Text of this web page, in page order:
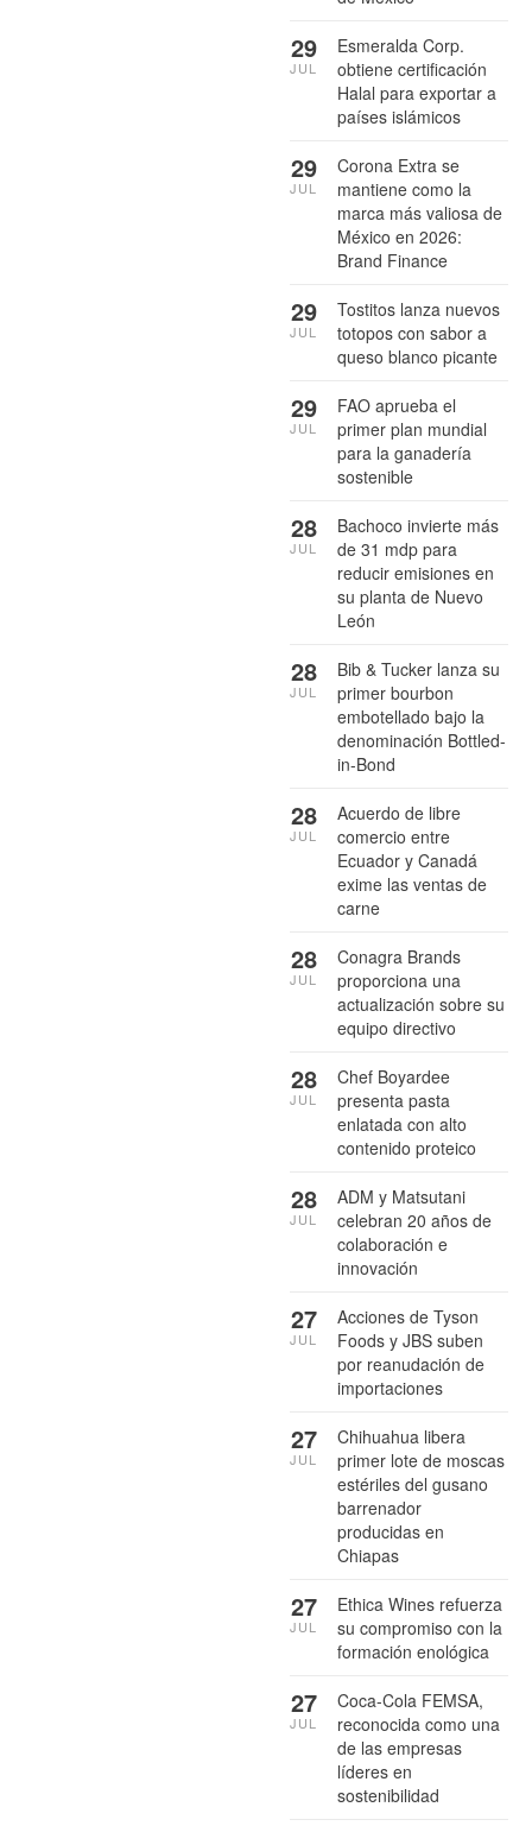
Esmeralda Corp.
obtiene certificación
Halal para exportar a
países islámicos
29
JUL
Corona Extra se
mantiene como la
marca más valiosa de
México en 2026:
Brand Finance
29
JUL
Tostitos lanza nuevos
totopos con sabor a
queso blanco picante
29
JUL
FAO aprueba el
primer plan mundial
para la ganadería
sostenible
29
JUL
Bachoco invierte más
de 31 mdp para
reducir emisiones en
su planta de Nuevo
León
28
JUL
Bib & Tucker lanza su
primer bourbon
embotellado bajo la
denominación Bottled-
in-Bond
28
JUL
Acuerdo de libre
comercio entre
Ecuador y Canadá
exime las ventas de
carne
28
JUL
Conagra Brands
proporciona una
actualización sobre su
equipo directivo
28
JUL
Chef Boyardee
presenta pasta
enlatada con alto
contenido proteico
28
JUL
ADM y Matsutani
celebran 20 años de
colaboración e
innovación
28
JUL
Acciones de Tyson
Foods y JBS suben
por reanudación de
importaciones
27
JUL
Chihuahua libera
primer lote de moscas
estériles del gusano
barrenador
producidas en
Chiapas
27
JUL
Ethica Wines refuerza
su compromiso con la
formación enológica
27
JUL
Coca-Cola FEMSA,
reconocida como una
de las empresas
líderes en
sostenibilidad
27
JUL